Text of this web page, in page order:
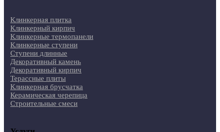
Клинкерная плитка
Клинкерный кирпич
Клинкерные термопанели
Клинкерные ступени
Ступени длинные
Декоративный камень
Декоративный кирпич
Терассные плиты
Клинкерная брусчатка
Керамическая черепица
Строительные смеси